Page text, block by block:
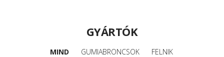
GYÁRTÓK
MIND GUMIABRONCSOK FELNIK